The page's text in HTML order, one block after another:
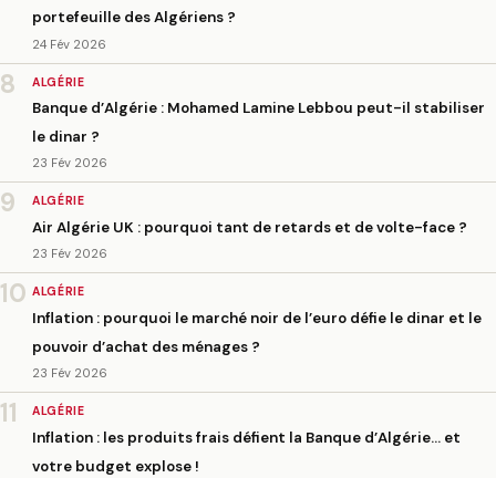
portefeuille des Algériens ?
24 Fév 2026
8 ALGÉRIE
Banque d’Algérie : Mohamed Lamine Lebbou peut-il stabiliser
le dinar ?
23 Fév 2026
9 ALGÉRIE
Air Algérie UK : pourquoi tant de retards et de volte-face ?
23 Fév 2026
10 ALGÉRIE
Inflation : pourquoi le marché noir de l’euro défie le dinar et le
pouvoir d’achat des ménages ?
23 Fév 2026
11 ALGÉRIE
Inflation : les produits frais défient la Banque d’Algérie… et
votre budget explose !